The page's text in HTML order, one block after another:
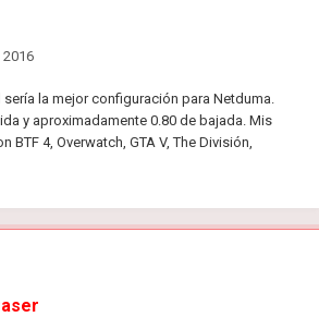
2016
sería la mejor configuración para Netduma.
y aproximadamente 0.80 de bajada. Mis
BTF 4, Overwatch, GTA V, The División,